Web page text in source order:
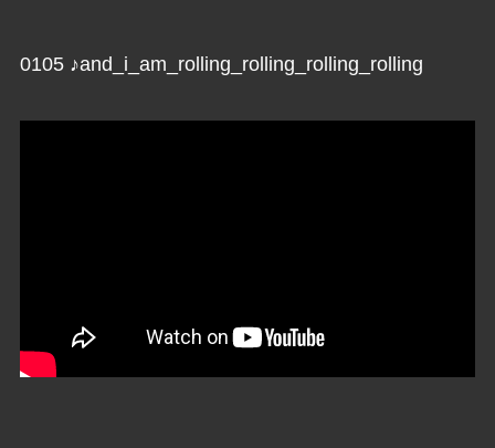
0105 ♪and_i_am_rolling_rolling_rolling_rolling